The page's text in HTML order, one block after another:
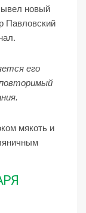
новый
Павловский
его
мякоть и